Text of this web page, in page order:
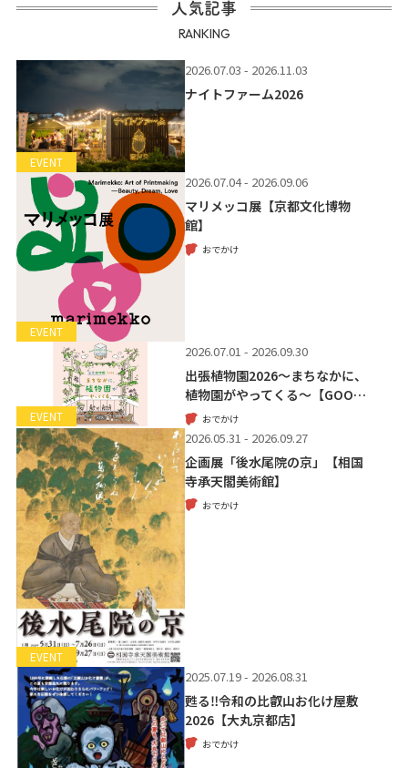
人気記事
RANKING
EVENT
2026.07.03 - 2026.11.03
ナイトファーム2026
EVENT
2026.07.04 - 2026.09.06
マリメッコ展【京都文化博物
館】
おでかけ
EVENT
2026.07.01 - 2026.09.30
出張植物園2026～まちなかに、
植物園がやってくる～【GOO…
おでかけ
EVENT
2026.05.31 - 2026.09.27
企画展「後水尾院の京」【相国
寺承天閣美術館】
おでかけ
2025.07.19 - 2026.08.31
甦る‼令和の比叡山お化け屋敷
2026【大丸京都店】
おでかけ